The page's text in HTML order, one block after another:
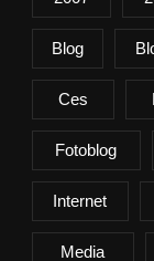
Blog
Ces
Fotoblog
Internet
Media